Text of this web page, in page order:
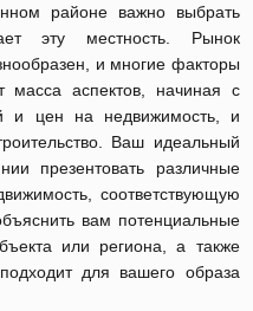
районе важно выбрать
эту местность. Рынок
и многие факторы
масса аспектов, начиная с
и цен на недвижимость, и
Ваш идеальный
презентовать различные
соответствующую
вам потенциальные
или региона, а также
для вашего образа